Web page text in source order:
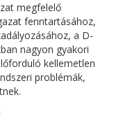
megfelelő
fenntartásához,
a D-
nagyon gyakori
kellemetlen
problémák,